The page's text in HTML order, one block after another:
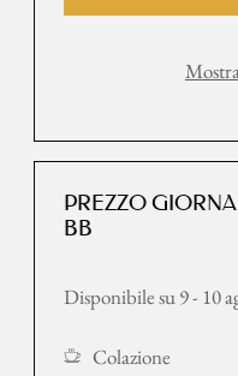
PREZZO
BB
Disponibile su 9 - 10
Colazione